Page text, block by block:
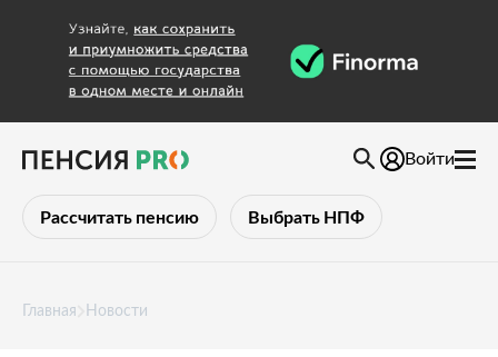
Рассчитать пенсию Выбрать НПФ
Войти
Главная Новости